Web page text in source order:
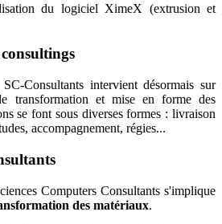
du logiciel XimeX (extrusion et
Consultants intervient désormais sur
transformation et mise en forme des
se font sous diverses formes : livraison
accompagnement, régies...
Computers Consultants s'implique
des matériaux.